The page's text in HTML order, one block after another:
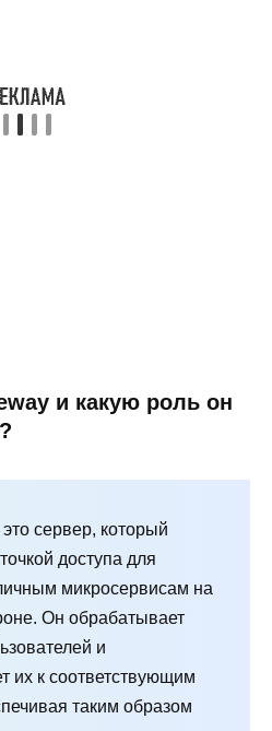
и какую роль он
сервер, который
доступа для
микросервисам на
Он обрабатывает
и
их к соответствующим
таким образом